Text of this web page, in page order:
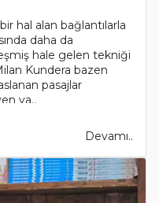
hal alan bağlantılarla
daha da
hale gelen tekniği
Kundera bazen
pasajlar
ya..
Devamı..